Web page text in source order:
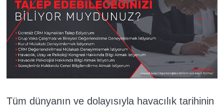
Tüm dünyanın ve dolayısıyla havacılık tarihinin